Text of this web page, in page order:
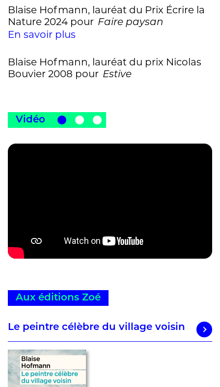
Blaise Hofmann, lauréat du Prix Écrire la
Nature 2024 pour Faire paysan
En savoir plus
Blaise Hofmann, lauréat du prix Nicolas
Bouvier 2008 pour Estive
Vidéo
Aux éditions Zoé
Le peintre célèbre du village voisin